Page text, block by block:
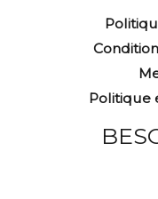
Politique